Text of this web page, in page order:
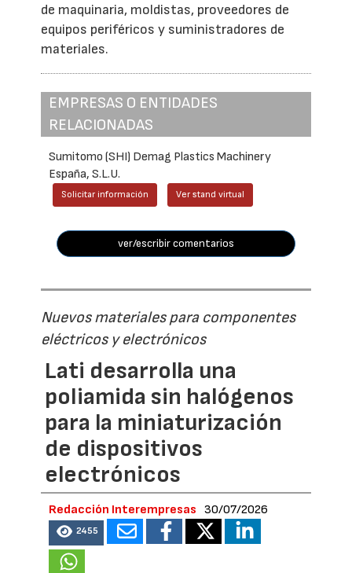
de maquinaria, moldistas, proveedores de
equipos periféricos y suministradores de
materiales.
EMPRESAS O ENTIDADES
RELACIONADAS
Sumitomo (SHI) Demag Plastics Machinery
España, S.L.U.
Solicitar información Ver stand virtual
ver/escribir comentarios
Nuevos materiales para componentes
eléctricos y electrónicos
Lati desarrolla una
poliamida sin halógenos
para la miniaturización
de dispositivos
electrónicos
Redacción Interempresas 30/07/2026
2455